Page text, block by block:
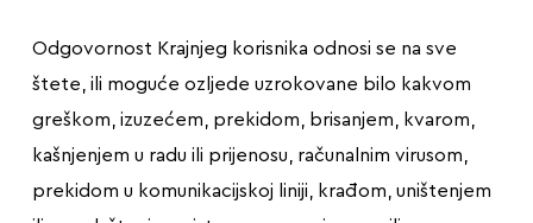
Odgovornost Krajnjeg korisnika odnosi se na sve
štete, ili moguće ozljede uzrokovane bilo kakvom
greškom, izuzećem, prekidom, brisanjem, kvarom,
kašnjenjem u radu ili prijenosu, računalnim virusom,
prekidom u komunikacijskoj liniji, krađom, uništenjem